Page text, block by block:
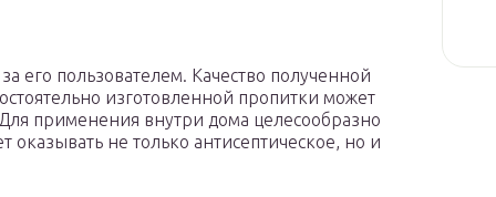
его пользователем. Качество полученной
изготовленной пропитки может
применения внутри дома целесообразно
оказывать не только антисептическое, но и